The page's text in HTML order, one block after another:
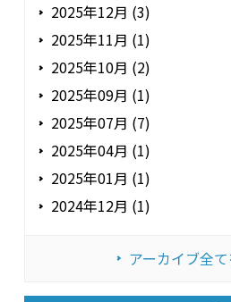
2025年12月 (3)
2025年11月 (1)
2025年10月 (2)
2025年09月 (1)
2025年07月 (7)
2025年04月 (1)
2025年01月 (1)
2024年12月 (1)
アーカイブ全